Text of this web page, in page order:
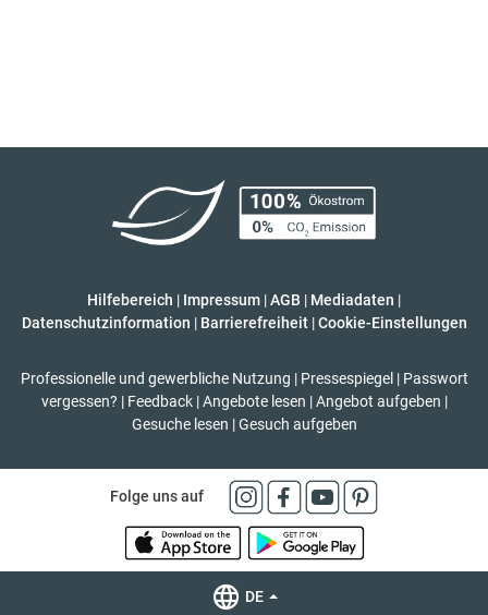
Hilfebereich | Impressum |AGB | Mediadaten |
Datenschutzinformation | Barrierefreiheit | Cookie-Einstellungen
Professionelle und gewerbliche Nutzung | Pressespiegel | Passwort
vergessen? | Feedback | Angebote lesen | Angebot aufgeben |
Gesuche lesen | Gesuch aufgeben
Folge uns auf
DE